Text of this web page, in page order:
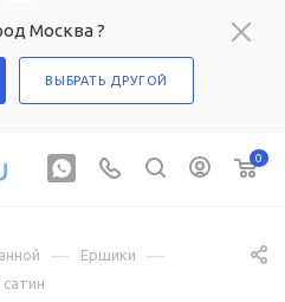
Москва ?
ВЫБРАТЬ ДРУГОЙ
0
— Ершики —